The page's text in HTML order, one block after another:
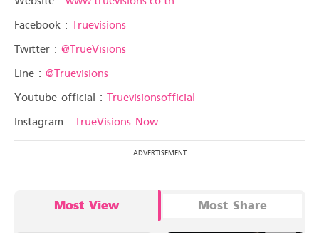
Facebook : Truevisions
Twitter : @TrueVisions
Line : @Truevisions
Youtube official : Truevisionsofficial
Instagram : TrueVisions Now
Most View Most Share